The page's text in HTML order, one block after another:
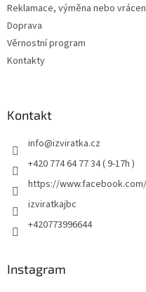
Reklamace, výměna nebo
Doprava
Věrnostní program
Kontakty
Kontakt
info@izviratka.cz
+420 774 64 77 34 ( 9-17h )
https://
izviratkajbc
+420773996644
Instagram